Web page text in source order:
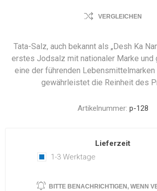
VERGLEICHEN
Tata-Salz, auch bekannt als „Desh Ka
erstes Jodsalz mit nationaler Marke und
eine der führenden
gewährleistet die Reinheit des
Artikelnummer: p-128
Lieferzeit
1-3 Werktage
BITTE BENACHRICHTIGEN, WENN